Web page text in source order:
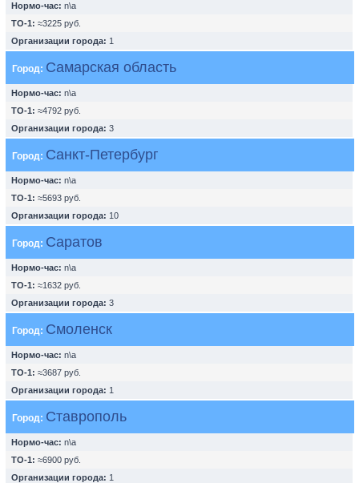
Нормо-час: n\a
ТО-1: ≈3225 руб.
Организации города: 1
Город: Самарская область
Нормо-час: n\a
ТО-1: ≈4792 руб.
Организации города: 3
Город: Санкт-Петербург
Нормо-час: n\a
ТО-1: ≈5693 руб.
Организации города: 10
Город: Саратов
Нормо-час: n\a
ТО-1: ≈1632 руб.
Организации города: 3
Город: Смоленск
Нормо-час: n\a
ТО-1: ≈3687 руб.
Организации города: 1
Город: Ставрополь
Нормо-час: n\a
ТО-1: ≈6900 руб.
Организации города: 1